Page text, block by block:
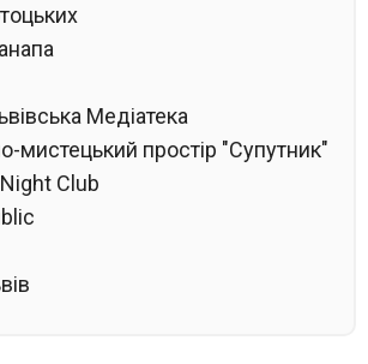
Медіатека
мистецький простір "Супутник"
Club